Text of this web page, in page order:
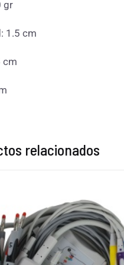
gr
1.5 cm
cm
relacionados